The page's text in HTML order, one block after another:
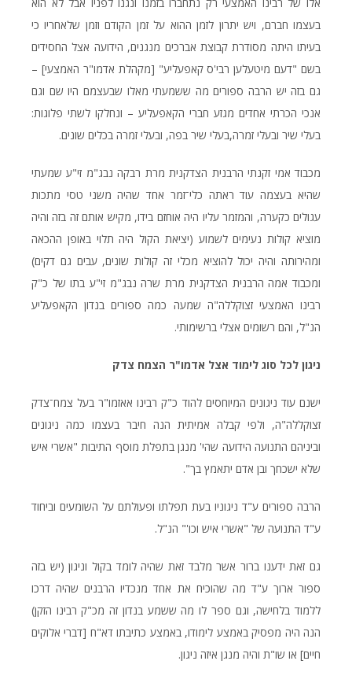
בעצמו חברם, ויש יתרון לזמן ההוא על זמן הקודם וזמן שלאחריו כי
בעיתו היתה מסודרת קבוצת אברכים מנגנים, הידועה אצל החסידים
בשם "דעם מיטעלען רבי'ס קאפעליע" [מקהלת אדמו"ר האמצעי] –
גם בזה יש הרבה ספורים מה ששמעתי מאלו שבעצמם היו שם וגם
אנכי הכרתי אחדים מגזע חברי הקאפעליע – ונחלקו לשתי פלוגות:
בעלי שיר ובעלי זמרה,בעלי שיר בפה, ובעלי זמרה בכלים שונים.
מכבוד אמי זקנתי הרבנית הצדקנית מרת רבקה נבג"מ זי"ע שמעתי
שהיא בעצמה עוד ראתה כלי־זמר אחד שהיה משני טסי מתכות
עגולים כקערה, והמזמר עליו היה אוחזם בידו, מקיש אותם זה בזה והיה
מוציא קולות נעימים לשמוע (יציאת הקול היה תלוי באופן ההכאה
ומהירותה והיה יכול להוציא מכלי זה קולות שונים, עבים גם דקים)
ומכבוד אמה הרבנית הצדקנית מרת שרה נבג"מ זי"ע בתו של כ"ק
רבינו האמצעי זצוקללה"ה שמעה כמה ספורים בנדון הקאפעליע
הנ"ל, והם רשומים אצלי ברשימותי.
ניגון לכל סוג לימוד אצל אדמו"ר הצמח צדק
ישנם עוד ניגונים המיוחסים להוד כ"ק רבינו אאזמו"ר בעל צמח־צדק
זצוקללה"ה, ולפי קבלה אמיתית הנה חיבר בעצמו כמה ניגונים
וביניהם התנועה הידועה שהי' מנגן בתפלת מוסף התיבות "אשרי איש
שלא ישכחך ובן אדם יתאמץ בך".
הרבה ספורים ע"ד ניגוניו בעת תפלתו ופעולתם על השומעים וביחוד
ע"ד התנועה של "אשרי איש וכו'" הנ"ל.
גם זאת ידענו ברור אשר מלבד זאת שהיה לומד בקול וניגון (יש בזה
ספור ארוך ע"ד מה שהוכיח את אחד מנכדיו הרבנים שהיה דרכו
ללמוד בלחישה, וגם ספר לו מה ששמע בנדון זה מכ"ק רבינו הזקן)
הנה היה מפסיק באמצע לימודו, באמצע כתיבתו דא"ח [דברי אלוקים
חיים] או שו"ת והיה מנגן איזה ניגון.